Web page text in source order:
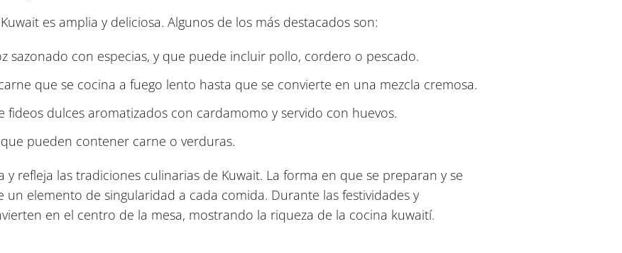
es amplia y deliciosa. Algunos de los más destacados son:
sazonado con especias, y que puede incluir pollo, cordero o pescado.
que se cocina a fuego lento hasta que se convierte en una mezcla cremosa.
fideos dulces aromatizados con cardamomo y servido con huevos.
pueden contener carne o verduras.
refleja las tradiciones culinarias de Kuwait. La forma en que se preparan y se
un elemento de singularidad a cada comida. Durante las festividades y
en el centro de la mesa, mostrando la riqueza de la cocina kuwaití.